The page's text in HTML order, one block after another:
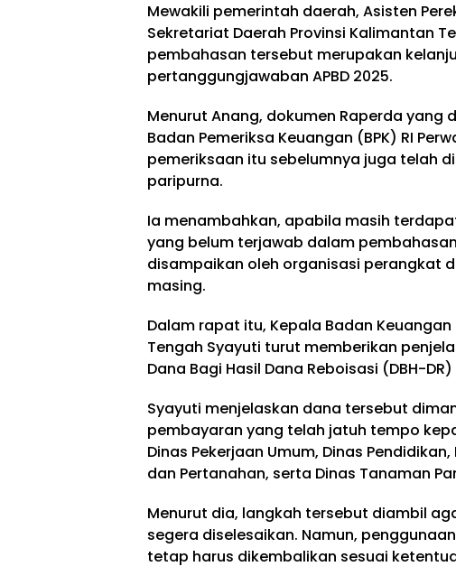
Mewakili pemerintah daerah, Asisten
Sekretariat Daerah Provinsi Kalimantan
pembahasan tersebut merupakan
pertanggungjawaban APBD 2025.
Menurut Anang, dokumen Raperda yang
Badan Pemeriksa Keuangan (BPK) RI
pemeriksaan itu sebelumnya juga telah
paripurna.
Ia menambahkan, apabila masih
yang belum terjawab dalam
disampaikan oleh organisasi perangkat
masing.
Dalam rapat itu, Kepala Badan
Tengah Syayuti turut memberikan
Dana Bagi Hasil Dana Reboisasi (DBH-
Syayuti menjelaskan dana tersebut
pembayaran yang telah jatuh tempo
Dinas Pekerjaan Umum, Dinas
dan Pertanahan, serta Dinas Tanaman
Menurut dia, langkah tersebut diambil
segera diselesaikan. Namun,
tetap harus dikembalikan sesuai